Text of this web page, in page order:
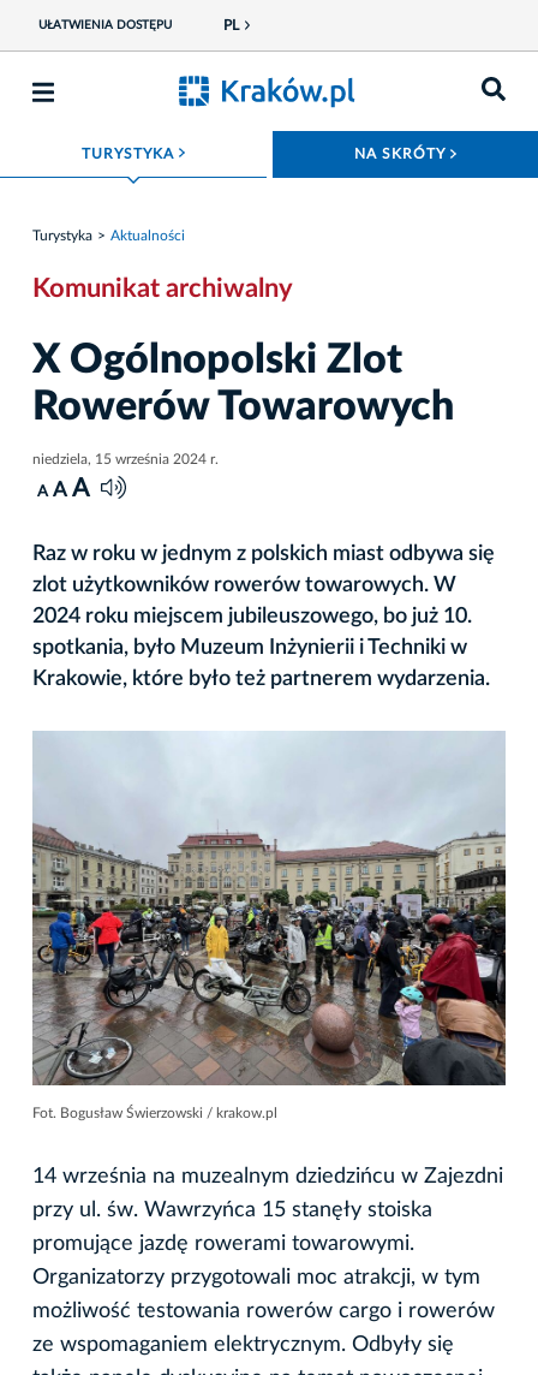
UŁATWIENIA DOSTĘPU PL
TURYSTYKA ROZWIŃ MENU NA SKRÓTY
Turystyka Aktualności
Komunikat archiwalny
X Ogólnopolski Zlot
Rowerów Towarowych
niedziela, 15 września 2024 r.
A A A
Raz w roku w jednym z polskich miast odbywa się
zlot użytkowników rowerów towarowych. W
2024 roku miejscem jubileuszowego, bo już 10.
spotkania, było Muzeum Inżynierii i Techniki w
Krakowie, które było też partnerem wydarzenia.
Fot. Bogusław Świerzowski / krakow.pl
14 września na muzealnym dziedzińcu w Zajezdni
przy ul. św. Wawrzyńca 15 stanęły stoiska
promujące jazdę rowerami towarowymi.
Organizatorzy przygotowali moc atrakcji, w tym
możliwość testowania rowerów cargo i rowerów
ze wspomaganiem elektrycznym. Odbyły się